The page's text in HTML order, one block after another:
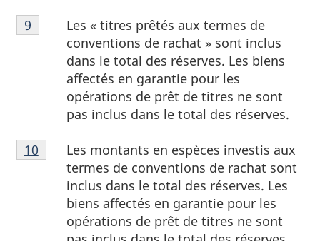
8Note
de
Les « titres prêtés aux termes de
conventions de rachat » sont inclus
dans le total des réserves. Les biens
affectés en garantie pour les
opérations de prêt de titres ne sont
pas inclus dans le total des réserves.
Retour à la note de bas de page
9 referrer
Note
de
Les montants en espèces investis aux
termes de conventions de rachat sont
inclus dans le total des réserves. Les
biens affectés en garantie pour les
opérations de prêt de titres ne sont
Retour à la note de bas de page
10 referrer